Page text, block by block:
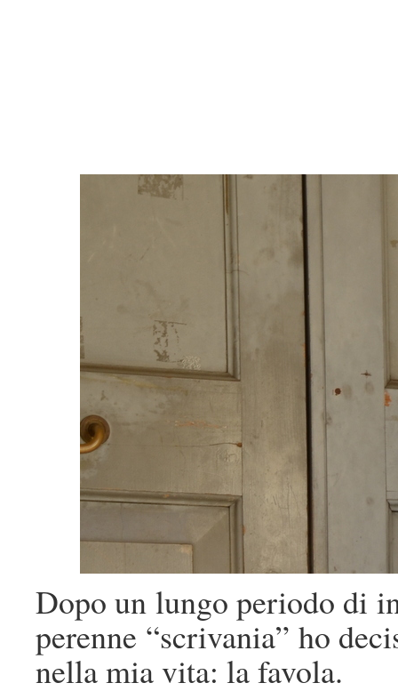
Dopo un lungo periodo di
perenne “scrivania” ho
nella mia vita: la favola.